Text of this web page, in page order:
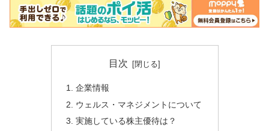
目次
企業情報
ウェルス・マネジメントについて
実施している株主優待は？